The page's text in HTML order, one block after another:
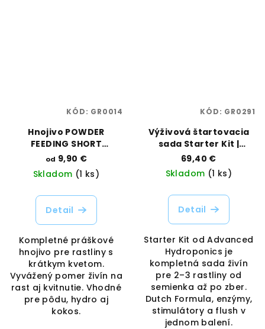
Hnojivo POWDER
FEEDING SHORT
FLOWERING | Green
House Feeding |
Vaporama
od 9,90 €
Skladom (1 ks)
Detail
Kompletné práškové
hnojivo pre rastliny s
krátkym kvetom.
Vyvážený pomer živín na
rast aj kvitnutie. Vhodné
pre pôdu, hydro aj
kokos.
KÓD: GR0014
Výživová štartovacia
sada Starter Kit |
Advanced Hydroponics
| Vaporama
69,40 €
Skladom (1 ks)
Detail
Starter Kit od Advanced
Hydroponics je
kompletná sada živín
pre 2–3 rastliny od
semienka až po zber.
Dutch Formula, enzýmy,
stimulátory a flush v
jednom balení.
KÓD: GR0291